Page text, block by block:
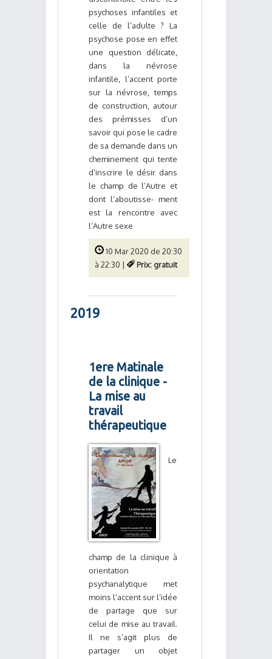
psychoses infantiles et
celle de l’adulte ? La
psychose pose en effet
une question délicate,
dans la névrose
infantile, l’accent porte
sur la névrose, temps
de construction, autour
des prémisses d’un
savoir qui pose le cadre
de sa demande dans un
cheminement qui tente
d’inscrire le désir dans
le champ de l’Autre et
dont l’aboutisse- ment
est la rencontre avec
l’Autre sexe
10 Mar 2020 de 20:30
à 22:30 |
Prix: gratuit
2019
1ere Matinale
de la clinique -
La mise au
travail
thérapeutique
Le
champ de la clinique à
orientation
psychanalytique met
moins l’accent sur l’idée
de partage que sur
celui de mise au travail.
Il ne s’agit plus de
partager un objet